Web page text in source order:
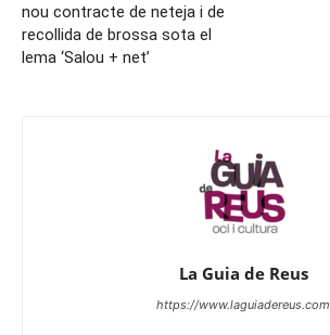
nou contracte de neteja i de
recollida de brossa sota el
lema ‘Salou + net’
La Guia de Reus
https://www.laguiadereus.com